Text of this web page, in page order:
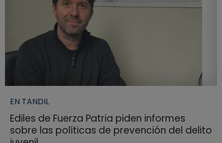
EN TANDIL
Ediles de Fuerza Patria piden informes
sobre las políticas de prevención del delito